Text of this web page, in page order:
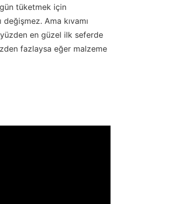
gün tüketmek için
Ama kıvamı
en güzel ilk seferde
fazlaysa eğer malzeme